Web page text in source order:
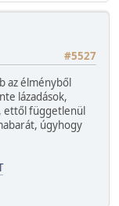
#5527
az élményből
lázadások,
ettől függetlenül
úgyhogy